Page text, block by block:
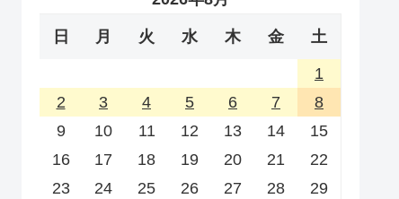
日 月 火 水 木 金 土
1
2
3 4 5 6 7
8
9
10 11 12 13 14
15
16
17 18 19 20 21
22
23
24 25 26 27 28
29